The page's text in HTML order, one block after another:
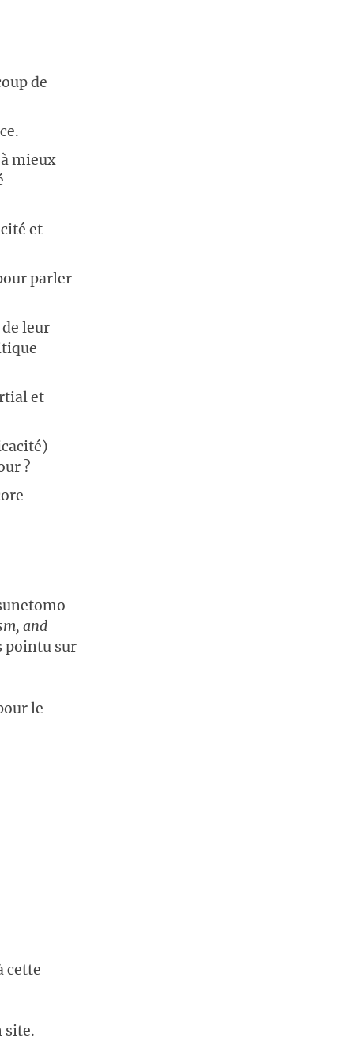
de
mieux
et
parler
leur
et
?
and
pointu sur
le
cette
site.